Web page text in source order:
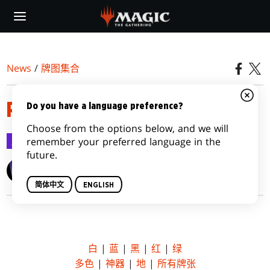
main
News / 牌图集合
RAVNICA ALLEGIANCE
牌图集合 2018-12-18
白 | 蓝 | 黑 | 红 | 绿
多色| 神器| 地| 所有牌张
Do you have a language preference?
Choose from the options below, and we will
remember your preferred language in the
future.
简体中文 ENGLISH